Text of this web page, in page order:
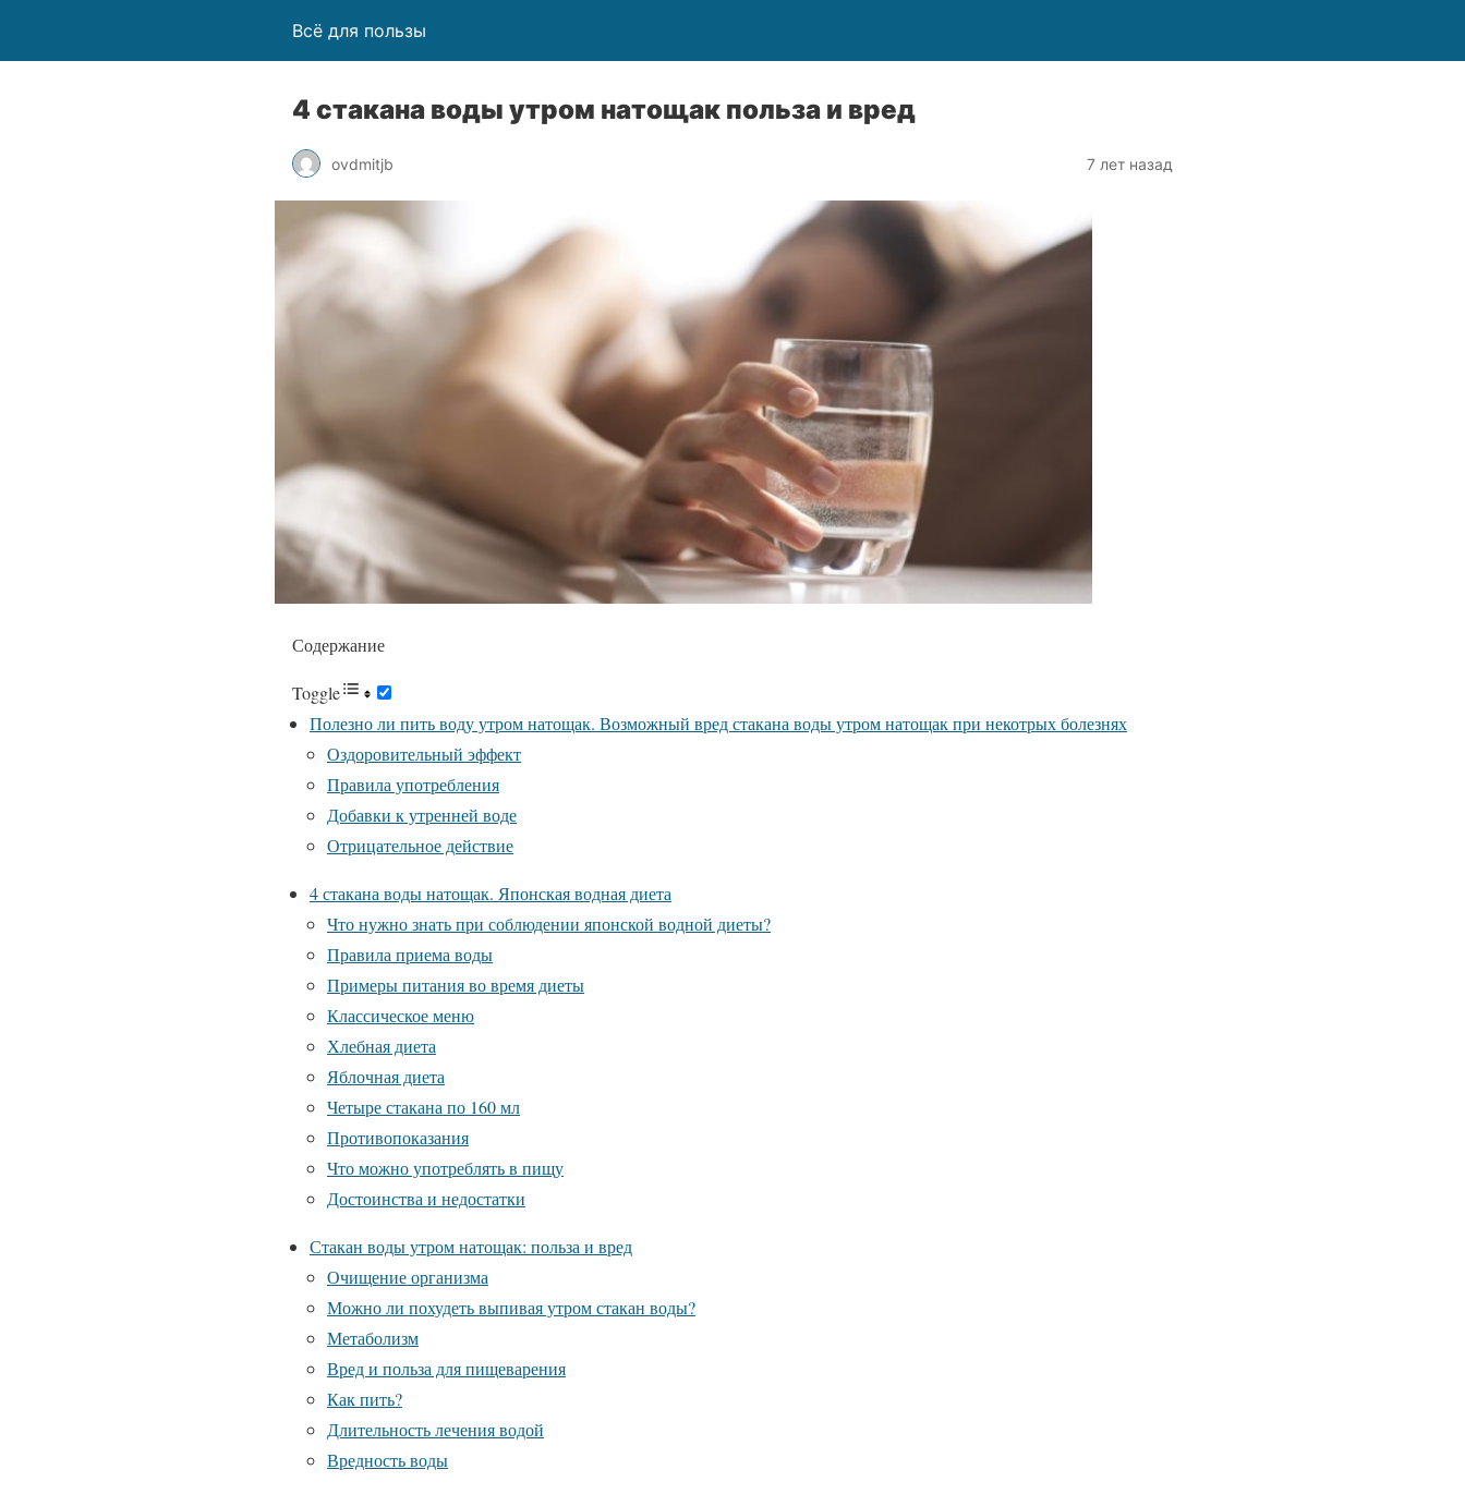
Всё для пользы
4 стакана воды утром натощак польза и вред
ovdmitjb 7 лет назад
Содержание
Toggle
Полезно ли пить воду утром натощак. Возможный вред стакана воды утром натощак при некотрых болезнях
Оздоровительный эффект
Правила употребления
Добавки к утренней воде
Отрицательное действие
4 стакана воды натощак. Японская водная диета
Что нужно знать при соблюдении японской водной диеты?
Правила приема воды
Примеры питания во время диеты
Классическое меню
Хлебная диета
Яблочная диета
Четыре стакана по 160 мл
Противопоказания
Что можно употреблять в пищу
Достоинства и недостатки
Стакан воды утром натощак: польза и вред
Очищение организма
Можно ли похудеть выпивая утром стакан воды?
Метаболизм
Вред и польза для пищеварения
Как пить?
Длительность лечения водой
Вредность воды